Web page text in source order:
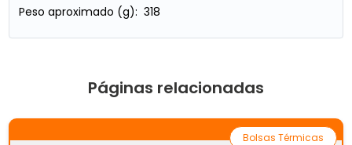
Peso aproximado (g): 318
Páginas relacionadas
Bolsas Térmicas